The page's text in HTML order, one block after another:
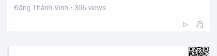
Đặng Thành Vinh • 306 views